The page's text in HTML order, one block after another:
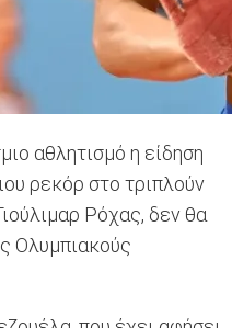
αθλητισμό η είδηση
ρεκόρ στο τριπλούν
Ρόχας, δεν θα
Ολυμπιακούς